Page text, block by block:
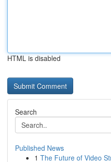
HTML is disabled
Search
Published News
1 The Future of Video